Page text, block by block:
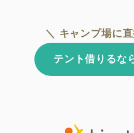
＼ キャンプ場に
テント借りるな